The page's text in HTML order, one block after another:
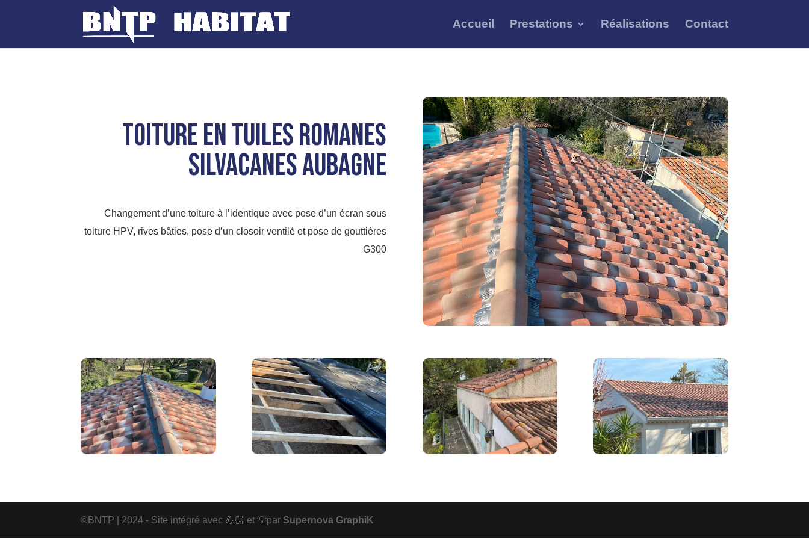
Accueil Prestations Réalisations Contact
Toiture en tuiles ROMANES
silvacanes AUBAGNE
Changement d’une toiture à l’identique avec pose d’un écran sous
toiture HPV, rives bâties, pose d’un closoir ventilé et pose de gouttières
G300
©️BNTP | 2024 - Site intégré avec 💪🏻 et 💡par Supernova GraphiK